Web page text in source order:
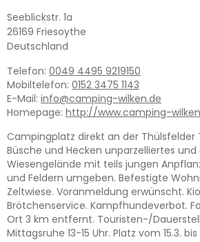
Seeblickstr. 1a
26169 Friesoythe
Deutschland
Telefon: 0049 4495 9219150
Mobiltelefon: 0152 3475 1143
E-Mail: info@camping-wilken.de
Homepage: http://www.camping-
Campingplatz direkt an der Thülsfelder
Büsche und Hecken unparzelliertes und
Wiesengelände mit teils jungen
und Feldern umgeben. Befestigte
Zeltwiese. Voranmeldung erwünscht.
Brötchenservice. Kampfhundeverbot.
Ort 3 km entfernt. Touristen-/
Mittagsruhe 13-15 Uhr. Platz vom 15.3.